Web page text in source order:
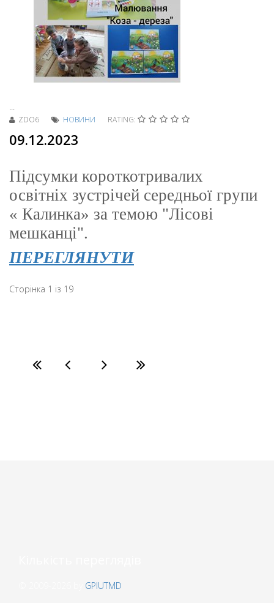
...
ZDO6 НОВИНИ RATING:
09.12.2023
Підсумки короткотривалих
освітніх зустрічей середньої групи
« Калинка» за темою "Лісові
мешканці".
ПЕРЕГЛЯНУТИ
Сторінка 1 із 19
GPIUTMD